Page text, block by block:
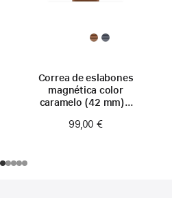
Correa de eslabones
magnética color
caramelo (42 mm) -
99,00 €